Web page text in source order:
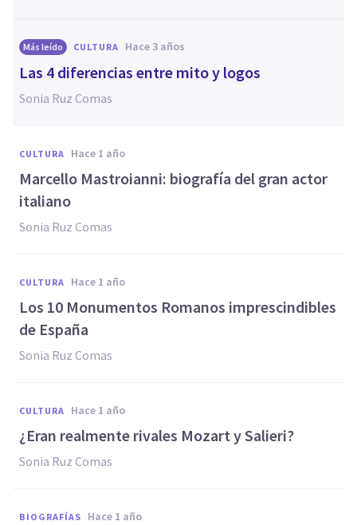
Más leído CULTURA hace 3 años
Las 4 diferencias entre mito y logos
Sonia Ruz Comas
CULTURA hace 1 año
Marcello Mastroianni: biografía del gran actor
italiano
Sonia Ruz Comas
CULTURA hace 1 año
Los 10 Monumentos Romanos imprescindibles
de España
Sonia Ruz Comas
CULTURA hace 1 año
¿Eran realmente rivales Mozart y Salieri?
Sonia Ruz Comas
BIOGRAFÍAS hace 1 año